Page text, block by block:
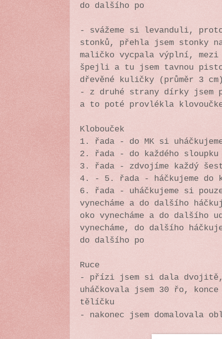
do dalšího po
- svážeme si levanduli,
stonků, přehla jsem stonky
maličko vycpala výplní,
špejli a tu jsem tavnou
dřevěné kuličky (průměr 3
- z druhé strany dírky jsem
a to poté provlékla
Klobouček
1. řada - do MK si
2. řada - do každého sloupku
3. řada - zdvojíme každý
4. - 5. řada - háčkujeme do
6. řada - uháčkujeme si
vynecháme a do dalšího
oko vynecháme a do dalšího
vynecháme, do dalšího
do dalšího po
Ruce
- přízi jsem si dala dvojitě,
uháčkovala jsem 30 řo,
tělíčku
- nakonec jsem domalovala